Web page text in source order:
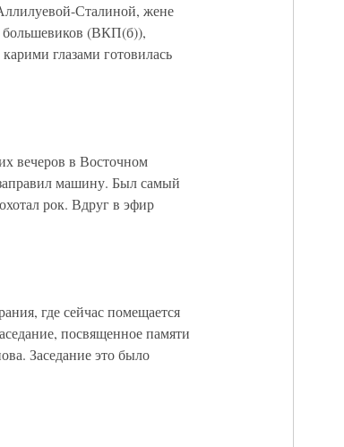
Сталиной, жене
большевиков (ВКП(б)),
глазами готовилась
вечеров в Восточном
машину. Был самый
рок. Вдруг в эфир
где сейчас помещается
посвященное памяти
Заседание это было